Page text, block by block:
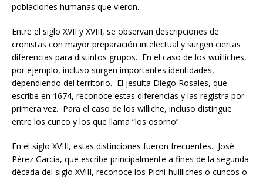
poblaciones humanas que vieron.
Entre el siglo XVII y XVIII, se observan descripciones de
cronistas con mayor preparación intelectual y surgen ciertas
diferencias para distintos grupos. En el caso de los wuilliches,
por ejemplo, incluso surgen importantes identidades,
dependiendo del territorio. El jesuita Diego Rosales, que
escribe en 1674, reconoce estas diferencias y las registra por
primera vez. Para el caso de los williche, incluso distingue
entre los cunco y los que llama “los osorno”.
En el siglo XVIII, estas distinciones fueron frecuentes. José
Pérez García, que escribe principalmente a fines de la segunda
década del siglo XVIII, reconoce los Pichi-huilliches o cuncos o